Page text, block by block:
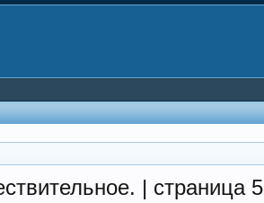
| страница 5